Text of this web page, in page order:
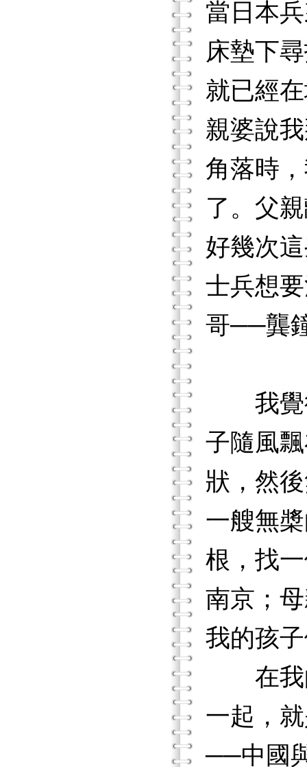
當日本
床墊下
就已經
親婆說
角落時
了。父
好幾次
士兵想
哥──龔
我覺得
子隨風
狀，然
一艘無
根，找
南京；
我的孩
在我的
一起，
──中國